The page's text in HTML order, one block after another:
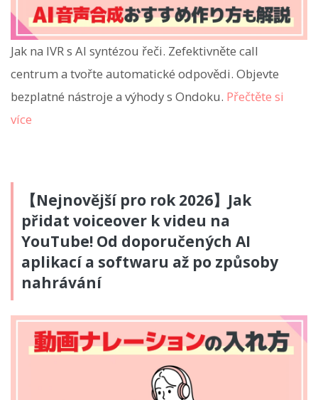
Jak na IVR s AI syntézou řeči. Zefektivněte call
centrum a tvořte automatické odpovědi. Objevte
bezplatné nástroje a výhody s Ondoku. Přečtěte si
více
【Nejnovější pro rok 2026】Jak
přidat voiceover k videu na
YouTube! Od doporučených AI
aplikací a softwaru až po způsoby
nahrávání